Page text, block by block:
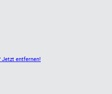
Jetzt entfernen!